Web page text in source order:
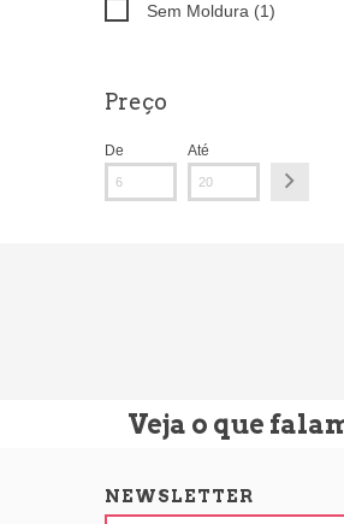
Sem Moldura (1)
Preço
De Até
Veja o que
NEWSLETTER